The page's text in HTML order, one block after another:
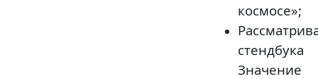
космосе»;
стендбука
Значение